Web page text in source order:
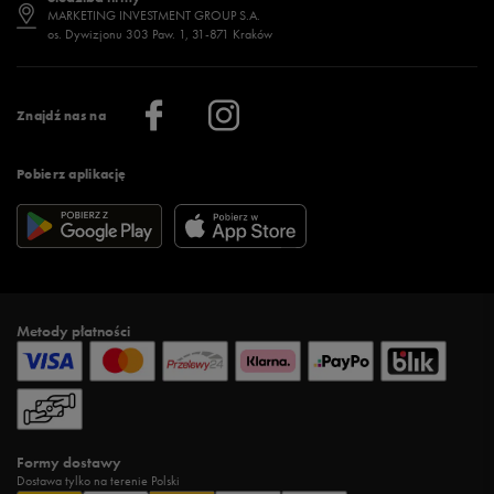
Znajdź nas na
Pobierz aplikację
Regulamin sklepu 50 style
Regulamin aplikacji 50 style
Więcej regulaminów >
Jak wybrać buty na zimę?
Więcej >
Stylizacje damskie
Sklepy stacjonarne
Klub 50 style
Praca
Informacje o firmie
MARKETING INVESTMENT GROUP S.A.
os. Dywizjonu 303 Paw. 1, 31-871 Kraków
Metody płatności
Formy dostawy
Dostawa tylko na terenie Polski